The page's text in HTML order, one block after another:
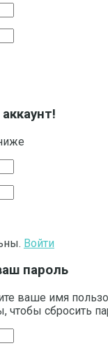
Войти
пароль
ваше имя
чтобы сбросить